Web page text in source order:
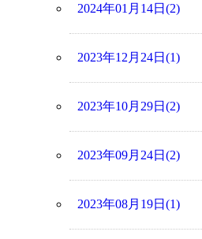
2024年01月14日(2)
2023年12月24日(1)
2023年10月29日(2)
2023年09月24日(2)
2023年08月19日(1)